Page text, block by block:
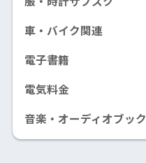
車・バイク関連
電子書籍
電気料金
音楽・オーディオブック